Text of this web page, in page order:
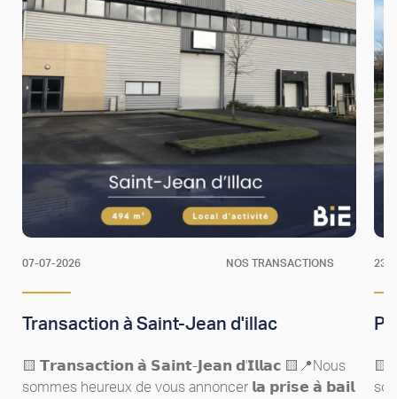
07-07-2026 NOS TRANSACTIONS
Transaction à Saint-Jean d'illac
🟨 𝗧𝗿𝗮𝗻𝘀𝗮𝗰𝘁𝗶𝗼𝗻 𝗮̀ 𝗦𝗮𝗶𝗻𝘁-𝗝𝗲𝗮𝗻 𝗱'𝗜𝗹𝗹𝗮𝗰​ 🟨📍Nous
sommes heureux de vous annoncer 𝗹𝗮 𝗽𝗿𝗶𝘀𝗲 𝗮̀ 𝗯𝗮𝗶𝗹
23-
🟨